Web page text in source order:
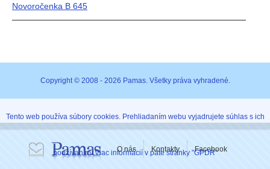
Novoročenka B 645
Copyright © 2008 - 2026 Pamas. Všetky práva vyhradené.
Tento web používa súbory cookies. Prehliadaním webu vyjadrujete súhlas s ich
používaním. Viac informácií v päte stránky "GPDR"
O nás Kontakty Facebook